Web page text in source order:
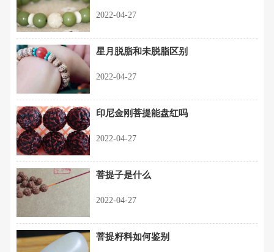
2022-04-27
星月脱脂和未脱脂区别
2022-04-27
印尼金刚菩提能盘红吗
2022-04-27
菩提子是什么
2022-04-27
菩提籽料如何鉴别